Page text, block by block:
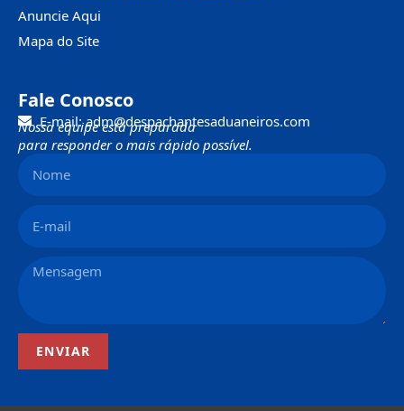
Anuncie Aqui
Mapa do Site
Fale Conosco
E-mail: adm@despachantesaduaneiros.com
Nossa equipe está preparada
para responder o mais rápido possível.
ENVIAR